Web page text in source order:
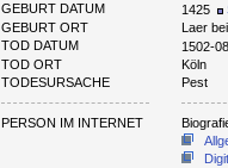
GEBURT DATUM
1425
GEBURT ORT
Laer
TOD DATUM
1502-
TOD ORT
Köln
TODESURSACHE
Pest
PERSON IM INTERNET